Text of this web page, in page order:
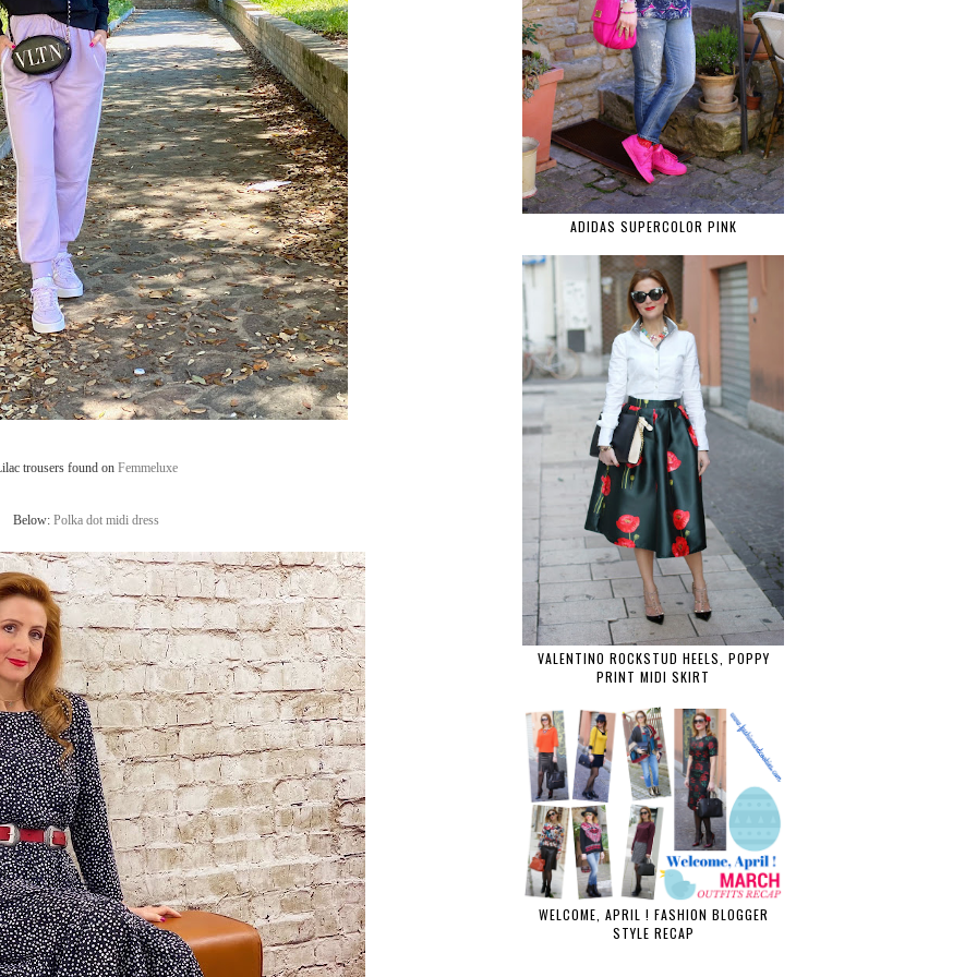
trousers found on Femmeluxe
Below: Polka dot midi dress
ADIDAS SUPERCOLOR PINK
VALENTINO ROCKSTUD HEELS, POPPY
PRINT MIDI SKIRT
WELCOME, APRIL ! FASHION BLOGGER
STYLE RECAP